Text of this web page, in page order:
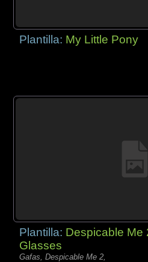
Plantilla: My Little Pony
Plantilla: Despicable Me
Glasses
Gafas, Despicable Me 2,